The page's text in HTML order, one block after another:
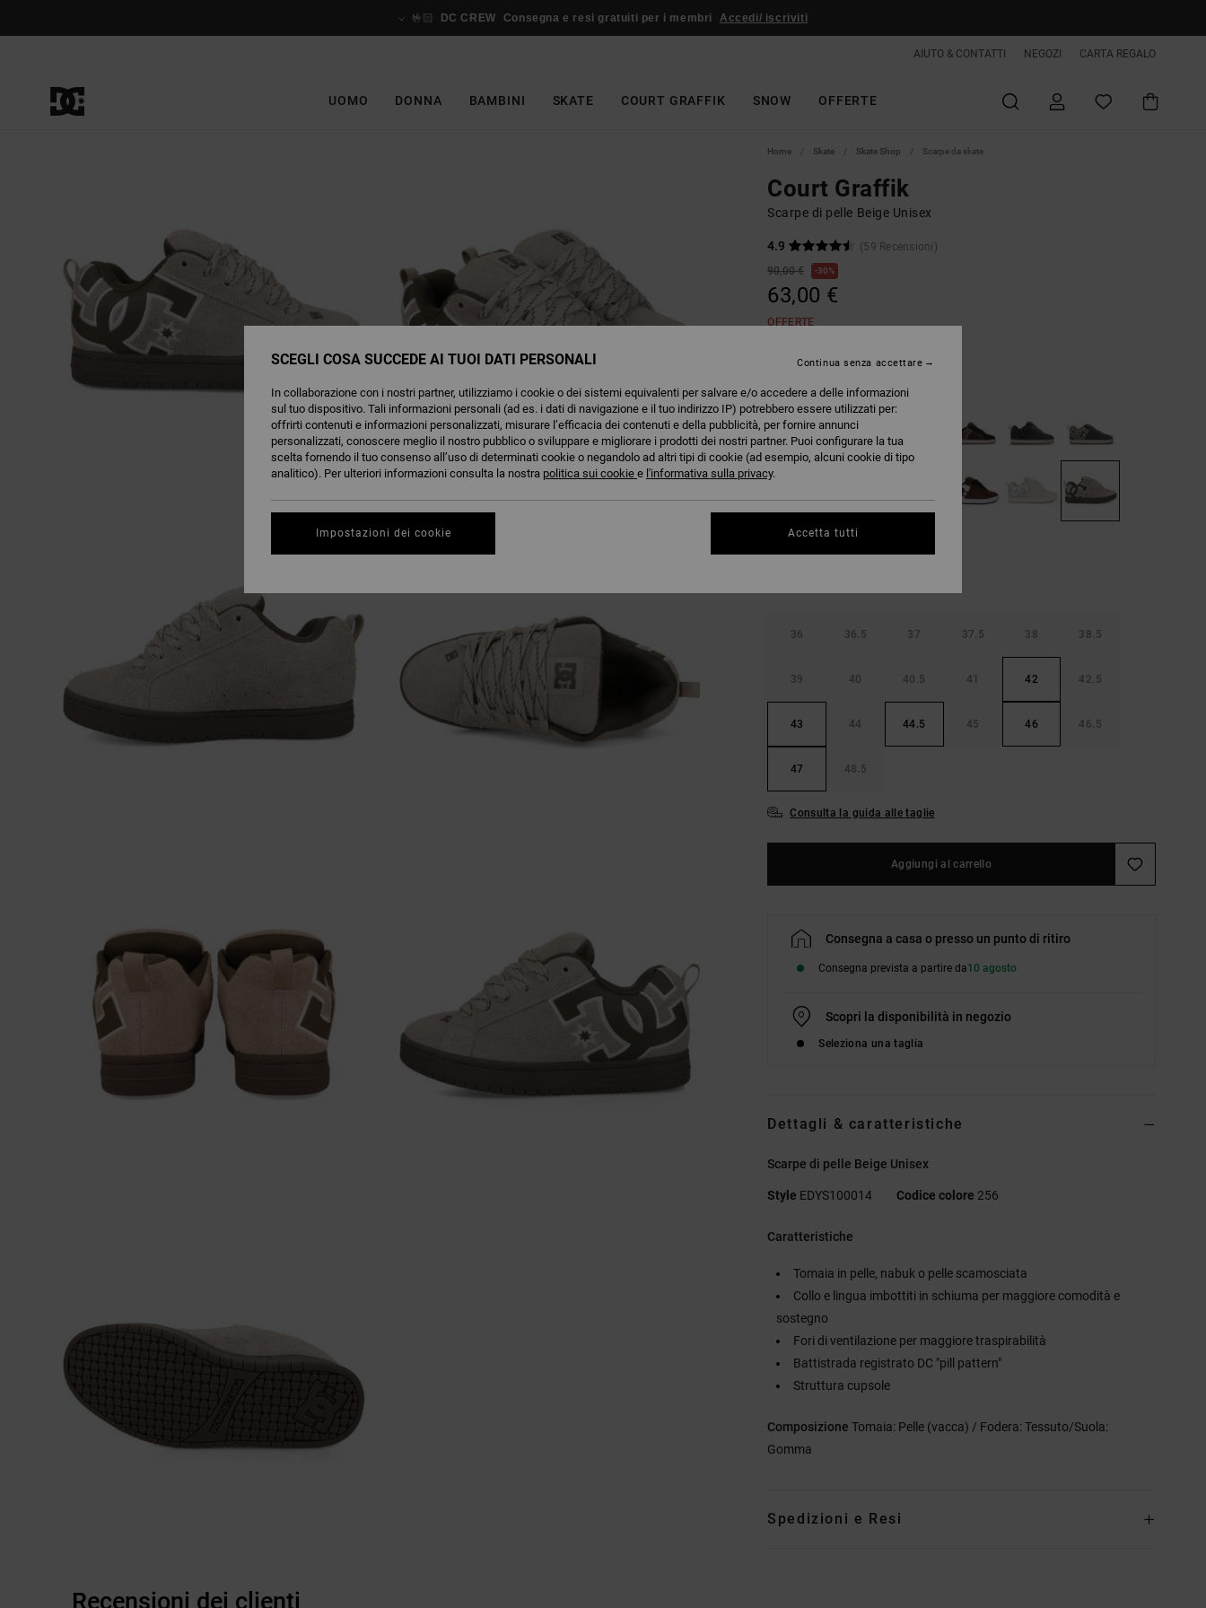
🤟🏻 DC CREW Consegna e resi gratuiti per i membri Accedi/ iscriviti
AIUTO & CONTATTI NEGOZI CARTA REGALO
UOMO DONNA BAMBINI SKATE COURT GRAFFIK SNOW OFFERTE
Home Skate Skate Shop Scarpe da skate
Court Graffik
Scarpe di pelle Beige Unisex
4.9
(59 Recensioni)
90,00 €
30%
63,00 €
OFFERTE
36 36.5 37 37.5 38 38.5
39 40 40.5 41 42 42.5
43 44 44.5 45 46 46.5
47 48.5
Consulta la guida alle taglie
Aggiungi al carrello
Consegna a casa o presso un punto di ritiro
Consegna prevista a partire da10 agosto
Scopri la disponibilità in negozio
Seleziona una taglia
Dettagli & caratteristiche
Scarpe di pelle Beige Unisex
Style EDYS100014 Codice colore 256
Caratteristiche
Tomaia in pelle, nabuk o pelle scamosciata
Collo e lingua imbottiti in schiuma per maggiore comodità e
sostegno
Fori di ventilazione per maggiore traspirabilità
Battistrada registrato DC "pill pattern"
Struttura cupsole
ComposizioneTomaia: Pelle (vacca) / Fodera: Tessuto/Suola:
Gomma
Spedizioni e Resi
Recensioni dei clienti
SCEGLI COSA SUCCEDE AI TUOI DATI PERSONALI
In collaborazione con i nostri partner, utilizziamo i cookie o dei sistemi equivalenti per salvare e/o accedere a delle informazioni
sul tuo dispositivo. Tali informazioni personali (ad es. i dati di navigazione e il tuo indirizzo IP) potrebbero essere utilizzati per:
offrirti contenuti e informazioni personalizzati, misurare l’efficacia dei contenuti e della pubblicità, per fornire annunci
personalizzati, conoscere meglio il nostro pubblico o sviluppare e migliorare i prodotti dei nostri partner. Puoi configurare la tua
scelta fornendo il tuo consenso all’uso di determinati cookie o negandolo ad altri tipi di cookie (ad esempio, alcuni cookie di tipo
analitico). Per ulteriori informazioni consulta la nostra politica sui cookie e l'informativa sulla privacy.
Impostazioni dei cookie
Continua senza accettare
Accetta tutti